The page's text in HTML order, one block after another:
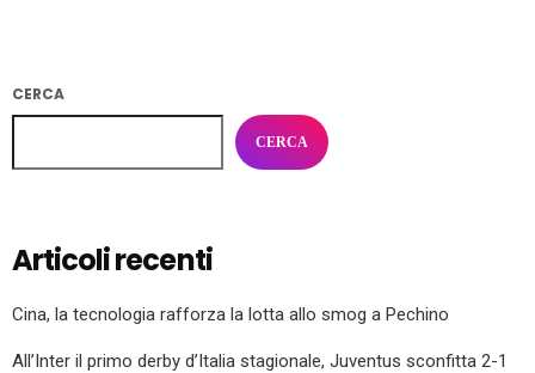
CERCA
CERCA
Articoli recenti
Cina, la tecnologia rafforza la lotta allo smog a Pechino
All’Inter il primo derby d’Italia stagionale, Juventus sconfitta 2-1